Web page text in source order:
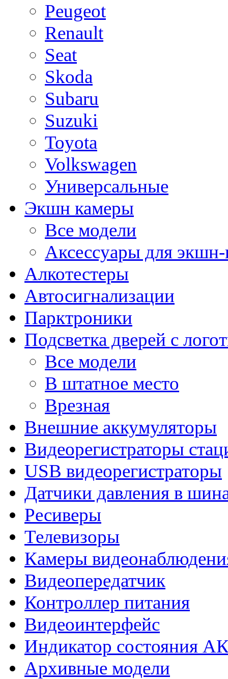
Peugeot
Renault
Seat
Skoda
Subaru
Suzuki
Toyota
Volkswagen
Универсальные
Экшн камеры
Все модели
Аксессуары для
Алкотестеры
Автосигнализации
Парктроники
Подсветка дверей с
Все модели
В штатное место
Врезная
Внешние аккумуляторы
Видеорегистраторы
USB видеорегистраторы
Датчики давления в
Ресиверы
Телевизоры
Камеры
Видеопередатчик
Контроллер питания
Видеоинтерфейс
Индикатор состояния
Архивные модели